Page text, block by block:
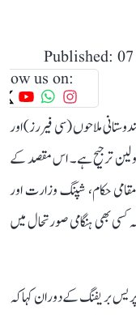
Published:
us on:
ملاحوں (سی فیررز) اور
ترجیح ہے۔ اس مقصد کے
حکام، شپنگ وزارت اور
بھی ہنگامی صورتحال میں
بریفنگ کے دوران کہا کہ